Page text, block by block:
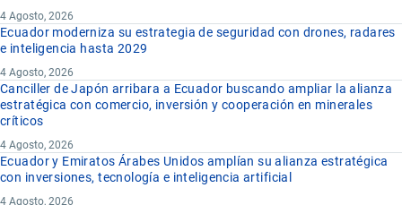
4 Agosto, 2026
Ecuador moderniza su estrategia de seguridad con drones, radares
e inteligencia hasta 2029
4 Agosto, 2026
Canciller de Japón arribara a Ecuador buscando ampliar la alianza
estratégica con comercio, inversión y cooperación en minerales
críticos
4 Agosto, 2026
Ecuador y Emiratos Árabes Unidos amplían su alianza estratégica
con inversiones, tecnología e inteligencia artificial
4 Agosto, 2026